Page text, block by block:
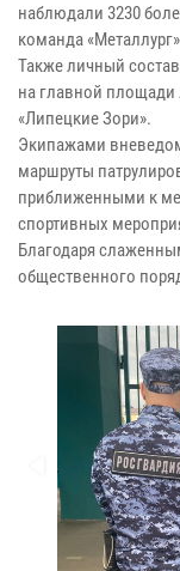
наблюдали 3230
команда
Также личный
на главной площади
«Липецкие Зори».
Экипажами
маршруты
приближенными к
спортивных
Благодаря
общественного